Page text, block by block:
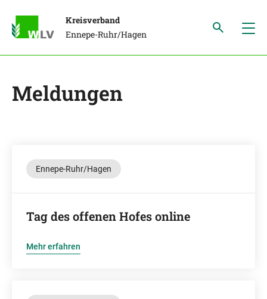
Kreisverband
Ennepe-Ruhr/Hagen
Meldungen
Ennepe-Ruhr/Hagen
Tag des offenen Hofes online
Mehr erfahren